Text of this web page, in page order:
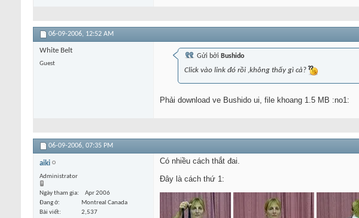
06-09-2006, 12:52 AM
White Belt
Guest
Gửi bởi Bushido
Click vào link đó rồi ,không thấy gì cả?
Phải download ve Bushido ui, file khoang 1.5 MB :no1:
06-09-2006, 07:35 PM
aiki
Administrator
Ngày tham gia
Apr 2006
Đang ở
Montreal Canada
Bài viết
2,537
Có nhiều cách thắt đai.
Đây là cách thứ 1: